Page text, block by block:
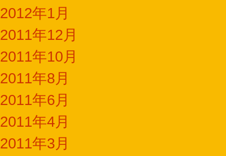
2012年1月
2011年12月
2011年10月
2011年8月
2011年6月
2011年4月
2011年3月